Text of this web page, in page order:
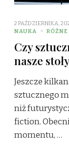
2 PAŹDZIERNIKA,
NAUKA
RÓŻNE
Czy
nasze
Jeszcze
sztucznego
niż
fiction.
momentu, …